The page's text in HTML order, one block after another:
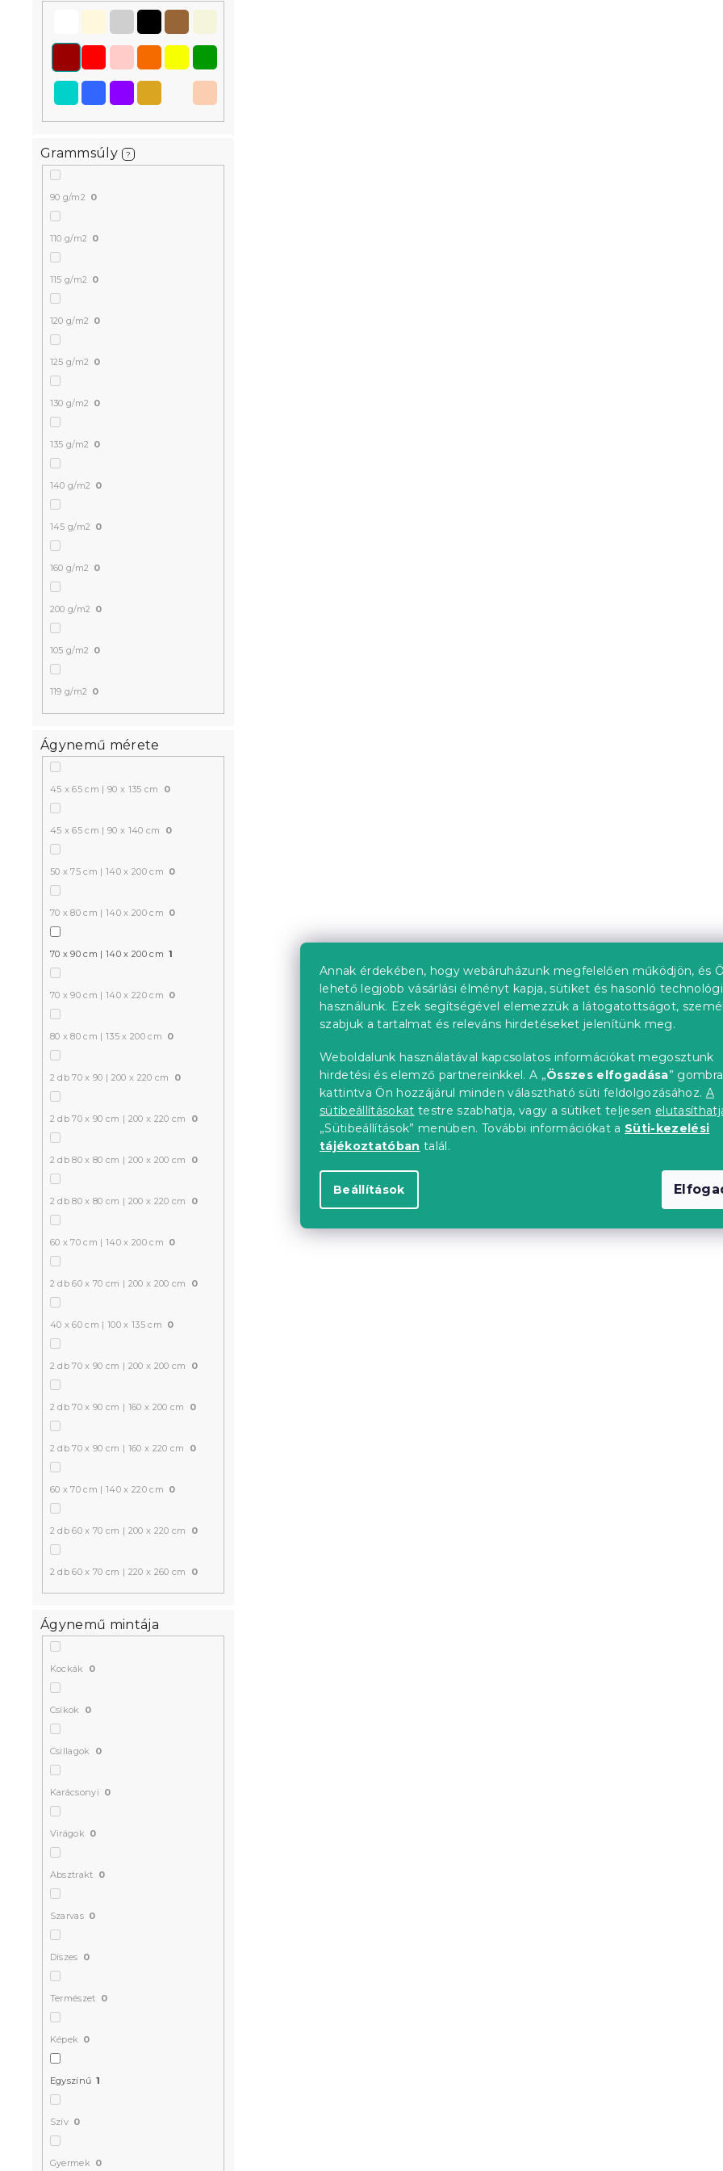
Annak érdekében, hogy webáruházunk megfelelően működjön, és
lehető legjobb vásárlási élményt kapja, sütiket és hasonló
használunk. Ezek segítségével elemezzük a látogatottságot,
szabjuk a tartalmat és releváns hirdetéseket jelenítünk meg.
Weboldalunk használatával kapcsolatos információkat megosztunk
hirdetési és elemző partnereinkkel. A „Összes elfogadása” gombra
kattintva Ön hozzájárul minden választható süti feldolgozásához. A
sütibeállításokat testre szabhatja, vagy a sütiket teljesen
„Sütibeállítások” menüben. További információkat a Süti-kezelési
tájékoztatóban talál.
Beállítások
Grammsúly ?
90 g/m2 0
110 g/m2 0
115 g/m2 0
120 g/m2 0
125 g/m2 0
130 g/m2 0
135 g/m2 0
140 g/m2 0
145 g/m2 0
160 g/m2 0
200 g/m2 0
105 g/m2 0
119 g/m2 0
Ágynemű mérete
45 x 65 cm | 90 x 135 cm 0
45 x 65 cm | 90 x 140 cm 0
50 x 75 cm | 140 x 200 cm 0
70 x 80 cm | 140 x 200 cm 0
70 x 90 cm | 140 x 200 cm 1
70 x 90 cm | 140 x 220 cm 0
80 x 80 cm | 135 x 200 cm 0
2 db 70 x 90 | 200 x 220 cm 0
2 db 70 x 90 cm | 200 x 220 cm 0
2 db 80 x 80 cm | 200 x 200 cm 0
2 db 80 x 80 cm | 200 x 220 cm 0
60 x 70 cm | 140 x 200 cm 0
2 db 60 x 70 cm | 200 x 200 cm 0
40 x 60 cm | 100 x 135 cm 0
2 db 70 x 90 cm | 200 x 200 cm 0
2 db 70 x 90 cm | 160 x 200 cm 0
2 db 70 x 90 cm | 160 x 220 cm 0
60 x 70 cm | 140 x 220 cm 0
2 db 60 x 70 cm | 200 x 220 cm 0
2 db 60 x 70 cm | 220 x 260 cm 0
Ágynemű mintája
Kockák 0
Csíkok 0
Csillagok 0
Karácsonyi 0
Virágok 0
Absztrakt 0
Szarvas 0
Díszes 0
Természet 0
Képek 0
Egyszínű 1
Szív 0
Gyermek 0